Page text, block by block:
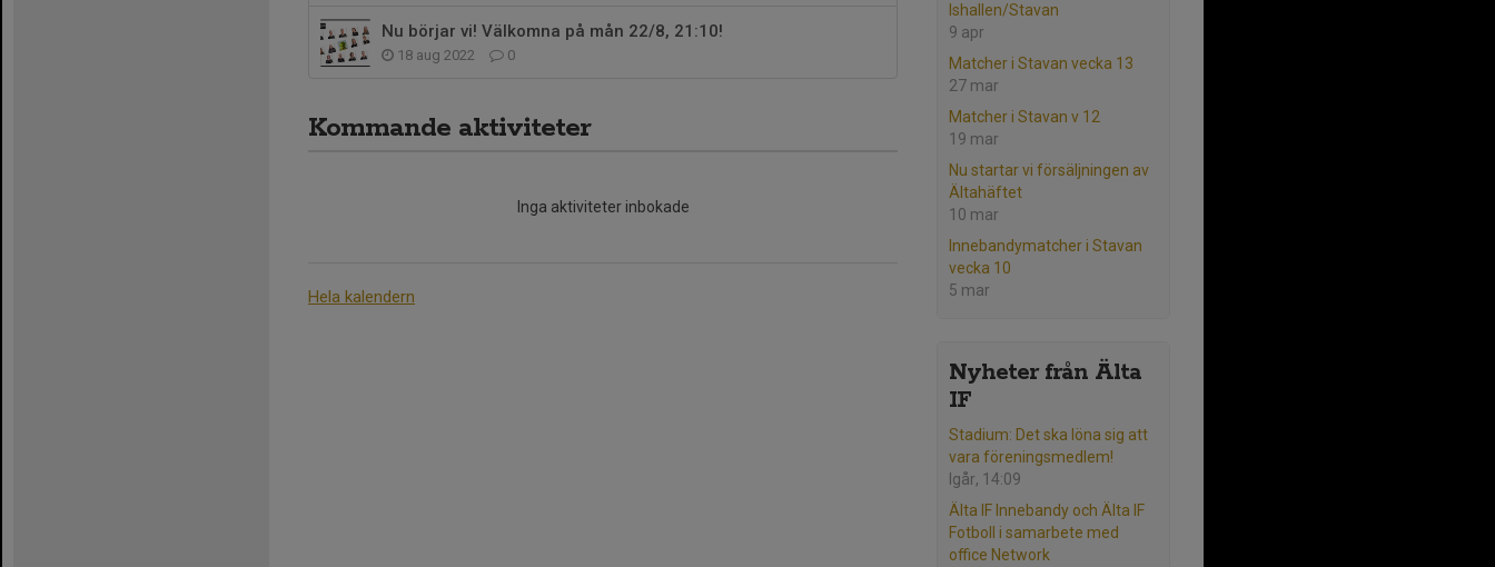
Ishallen/Stavan
9 apr
Matcher i Stavan vecka 13
27 mar
Matcher i Stavan v 12
19 mar
Nu startar vi försäljningen av
Ältahäftet
10 mar
Innebandymatcher i Stavan
vecka 10
5 mar
Nyheter från Älta
IF
Stadium: Det ska löna sig att
vara föreningsmedlem!
Igår, 14:09
Älta IF Innebandy och Älta IF
Fotboll i samarbete med
office Network
Nu börjar vi! Välkomna på mån 22/8, 21:10!
18 aug 2022 0
Kommande aktiviteter
Inga aktiviteter inbokade
Hela kalendern